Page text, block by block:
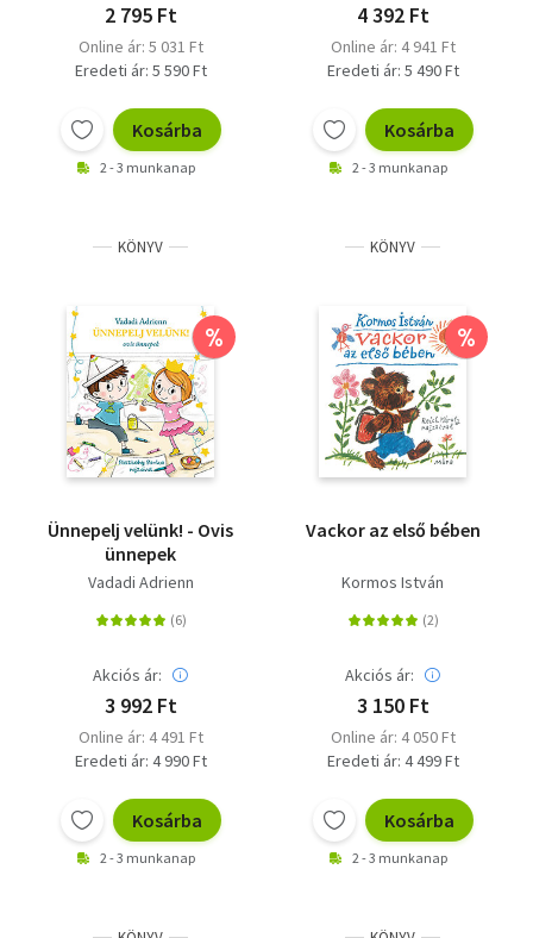
2 795 Ft
Online ár: 5 031 Ft
Eredeti ár: 5 590 Ft
Kosárba
2 - 3 munkanap
4 392 Ft
Online ár: 4 941 Ft
Eredeti ár: 5 490 Ft
Kosárba
2 - 3 munkanap
KÖNYV
%
Ünnepelj velünk! - Ovis
ünnepek
Vadadi Adrienn
Akciós ár:
3 992 Ft
Online ár: 4 491 Ft
Eredeti ár: 4 990 Ft
Kosárba
2 - 3 munkanap
KÖNYV
%
Vackor az első bében
Kormos István
Akciós ár:
3 150 Ft
Online ár: 4 050 Ft
Eredeti ár: 4 499 Ft
Kosárba
2 - 3 munkanap